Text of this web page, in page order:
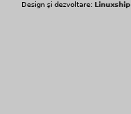
Design şi dezvoltare: Linuxship